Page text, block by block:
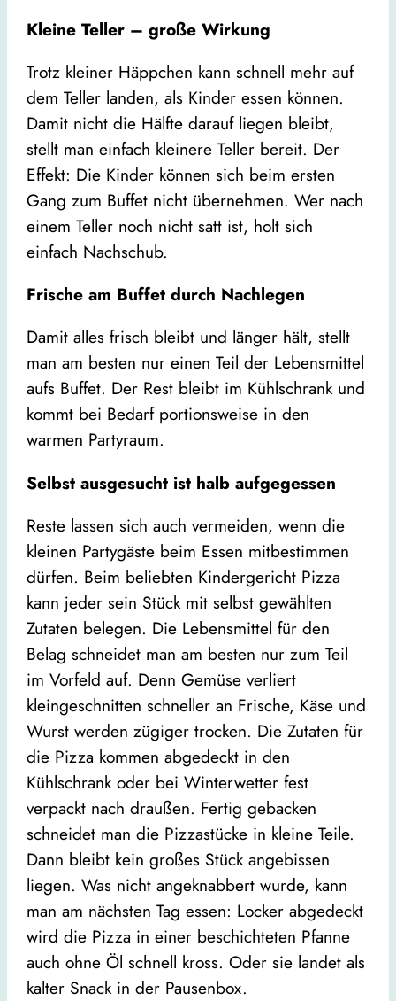
Kleine Teller – große Wirkung
Trotz kleiner Häppchen kann schnell mehr auf
dem Teller landen, als Kinder essen können.
Damit nicht die Hälfte darauf liegen bleibt,
stellt man einfach kleinere Teller bereit. Der
Effekt: Die Kinder können sich beim ersten
Gang zum Buffet nicht übernehmen. Wer nach
einem Teller noch nicht satt ist, holt sich
einfach Nachschub.
Frische am Buffet durch Nachlegen
Damit alles frisch bleibt und länger hält, stellt
man am besten nur einen Teil der Lebensmittel
aufs Buffet. Der Rest bleibt im Kühlschrank und
kommt bei Bedarf portionsweise in den
warmen Partyraum.
Selbst ausgesucht ist halb aufgegessen
Reste lassen sich auch vermeiden, wenn die
kleinen Partygäste beim Essen mitbestimmen
dürfen. Beim beliebten Kindergericht Pizza
kann jeder sein Stück mit selbst gewählten
Zutaten belegen. Die Lebensmittel für den
Belag schneidet man am besten nur zum Teil
im Vorfeld auf. Denn Gemüse verliert
kleingeschnitten schneller an Frische, Käse und
Wurst werden zügiger trocken. Die Zutaten für
die Pizza kommen abgedeckt in den
Kühlschrank oder bei Winterwetter fest
verpackt nach draußen. Fertig gebacken
schneidet man die Pizzastücke in kleine Teile.
Dann bleibt kein großes Stück angebissen
liegen. Was nicht angeknabbert wurde, kann
man am nächsten Tag essen: Locker abgedeckt
wird die Pizza in einer beschichteten Pfanne
auch ohne Öl schnell kross. Oder sie landet als
kalter Snack in der Pausenbox.